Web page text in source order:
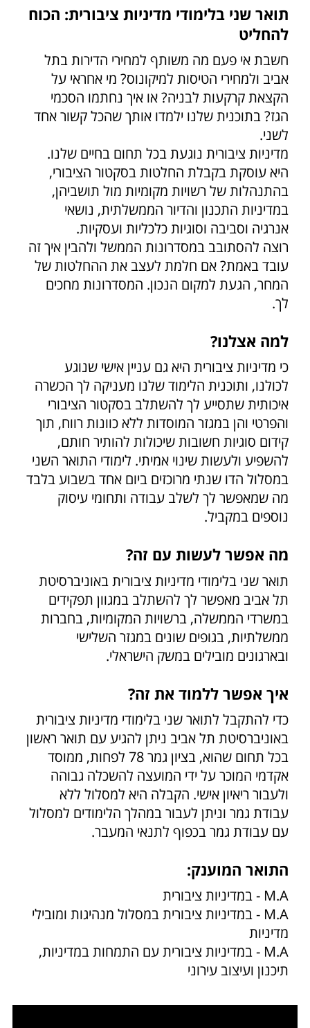
תואר שני בלימודי מדיניות ציבורית: הכוח
להחליט
חשבת אי פעם מה משותף למחירי הדירות בתל
אביב ולמחירי הטיסות למיקונוס? מי אחראי על
הקצאת קרקעות לבניה? או איך נחתמו הסכמי
הגז? בתוכנית שלנו ילמדו אותך שהכל קשור אחד
לשני.
מדיניות ציבורית נוגעת בכל תחום בחיים שלנו.
היא עוסקת בקבלת החלטות בסקטור הציבורי,
בהתנהלות של רשויות מקומיות מול תושביהן,
במדיניות התכנון והדיור הממשלתית, נושאי
אנרגיה וסביבה וסוגיות כלכליות ועסקיות.
רוצה להסתובב במסדרונות הממשל ולהבין איך זה
עובד באמת? אם חלמת לעצב את ההחלטות של
המחר, הגעת למקום הנכון. המסדרונות מחכים
לך.
למה אצלנו?
כי מדיניות ציבורית היא גם עניין אישי שנוגע
לכולנו, ותוכנית הלימוד שלנו מעניקה לך הכשרה
איכותית שתסייע לך להשתלב בסקטור הציבורי
והפרטי והן במגזר המוסדות ללא כוונות רווח, תוך
קידום סוגיות חשובות שיכולות להותיר חותם,
להשפיע ולעשות שינוי אמיתי. לימודי התואר השני
במסלול הדו שנתי מרוכזים ביום אחד בשבוע בלבד
מה שמאפשר לך לשלב עבודה ותחומי עיסוק
נוספים במקביל.
מה אפשר לעשות עם זה?
תואר שני בלימודי מדיניות ציבורית באוניברסיטת
תל אביב מאפשר לך להשתלב במגוון תפקידים
במשרדי הממשלה, ברשויות המקומיות, בחברות
ממשלתיות, בגופים שונים במגזר השלישי
ובארגונים מובילים במשק הישראלי.
איך אפשר ללמוד את זה?
כדי להתקבל לתואר שני בלימודי מדיניות ציבורית
באוניברסיטת תל אביב ניתן להגיע עם תואר ראשון
בכל תחום שהוא, בציון גמר 78 לפחות, ממוסד
אקדמי המוכר על ידי המועצה להשכלה גבוהה
ולעבור ריאיון אישי. הקבלה היא למסלול ללא
עבודת גמר וניתן לעבור במהלך הלימודים למסלול
עם עבודת גמר בכפוף לתנאי המעבר.
התואר המוענק:
M.A - במדיניות ציבורית
M.A - במדיניות ציבורית במסלול מנהיגות ומובילי
מדיניות
M.A - במדיניות ציבורית עם התמחות במדיניות,
תיכנון ועיצוב עירוני